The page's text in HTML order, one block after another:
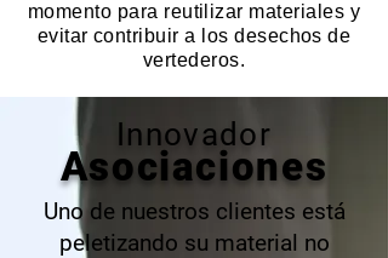
momento para reutilizar materiales y
evitar contribuir a los desechos de
vertederos.
Innovador
Asociaciones
Uno de nuestros clientes está
peletizando su material no